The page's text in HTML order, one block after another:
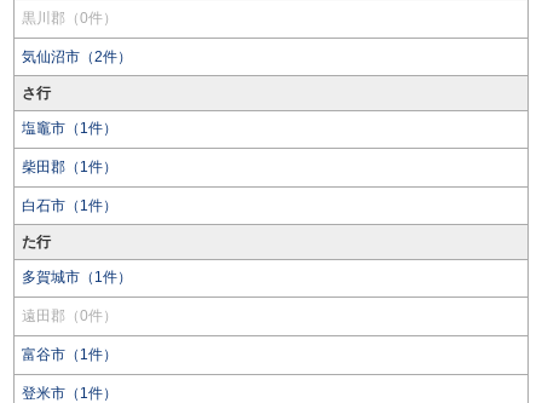
黒川郡（0件）
気仙沼市（2件）
さ行
塩竈市（1件）
柴田郡（1件）
白石市（1件）
た行
多賀城市（1件）
遠田郡（0件）
富谷市（1件）
登米市（1件）